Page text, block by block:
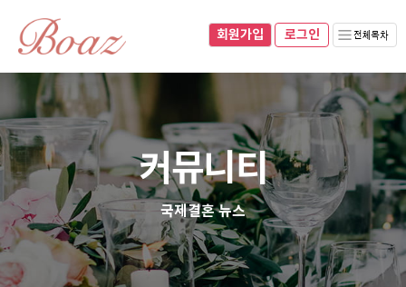
070-8281-0493
네이버블로그
로그인
회원가입 로그인
커뮤니티
국제결혼 뉴스